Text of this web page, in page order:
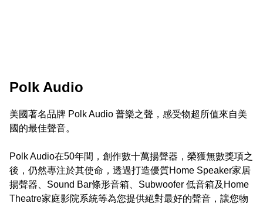
Polk Audio
美國著名品牌 Polk Audio 普樂之聲，感受物超所值來自美
國的最佳聲音。
Polk Audio在50年間，創作數十萬揚聲器，榮獲無數獎項之
後，仍然專注於其使命，透過打造優質Home Speaker家居
揚聲器、Sound Bar條形音箱、Subwoofer 低音箱及Home
Theatre家庭影院系統等為您提供絕對最好的聲音，讓您物